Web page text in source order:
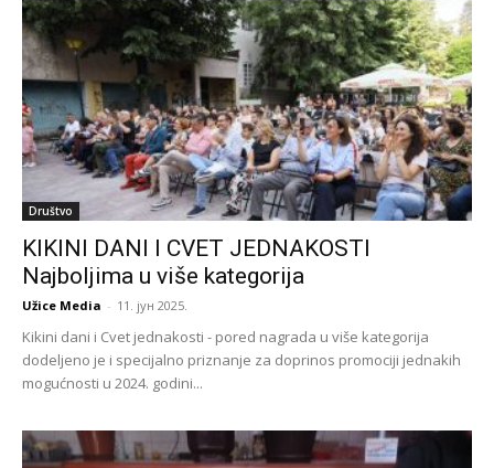
Društvo
KIKINI DANI I CVET JEDNAKOSTI
Najboljima u više kategorija
Užice Media - 11. јун 2025.
Kikini dani i Cvet jednakosti - pored nagrada u više kategorija
dodeljeno je i specijalno priznanje za doprinos promociji jednakih
mogućnosti u 2024. godini...